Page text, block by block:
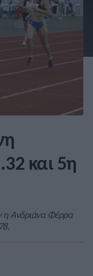
και 5η
η Ανδριάνα Φέρρα